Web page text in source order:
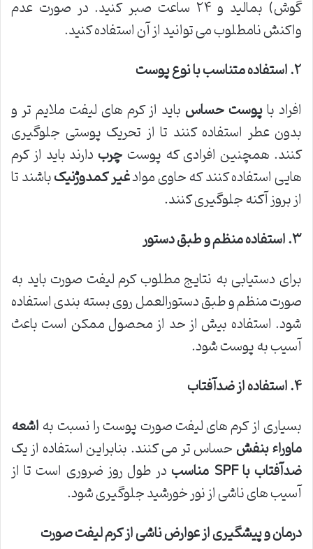
گوش) بمالید و ۲۴ ساعت صبر کنید. در صورت عدم
واکنش نامطلوب می توانید از آن استفاده کنید.
۲.استفاده متناسب با نوع پوست
افراد باپوست حساس باید از کرم های لیفت ملایم تر و
بدون عطر استفاده کنند تا از تحریک پوستی جلوگیری
کنند. همچنین افرادی که پوست چرب دارند باید از کرم
هایی استفاده کنند که حاوی موادغیر کمدوژنیکباشند تا
از بروز آکنه جلوگیری کنند.
۳.استفاده منظم و طبق دستور
برای دستیابی به نتایج مطلوب کرم لیفت صورت باید به
صورت منظم و طبق دستورالعمل روی بسته بندی استفاده
شود. استفاده بیش از حد از محصول ممکن است باعث
آسیب به پوست شود.
۴.استفاده از ضدآفتاب
بسیاری از کرم های لیفت صورت پوست را نسبت بهاشعه
ماوراء بنفشحساس تر می کنند. بنابراین استفاده از یک
ضدآفتاب باSPF مناسب در طول روز ضروری است تا از
آسیب های ناشی از نور خورشید جلوگیری شود.
درمان و پیشگیری از عوارض ناشی از کرم لیفت صورت